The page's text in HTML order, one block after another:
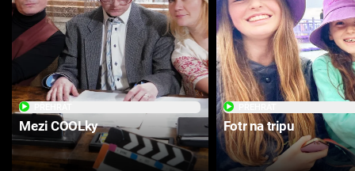
Mezi COOLky Fotr na tripu